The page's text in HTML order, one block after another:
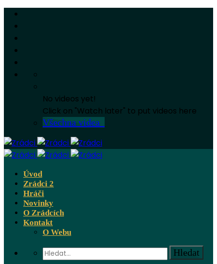
No videos yet!
Click on "Watch later" to put videos here
Všechna videa
Úvod
Zrádci 2
Hráči
Novinky
O Zrádcích
Kontakt
O Webu